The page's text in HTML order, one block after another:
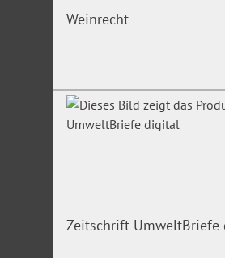
Weinrecht
Zeitschrift